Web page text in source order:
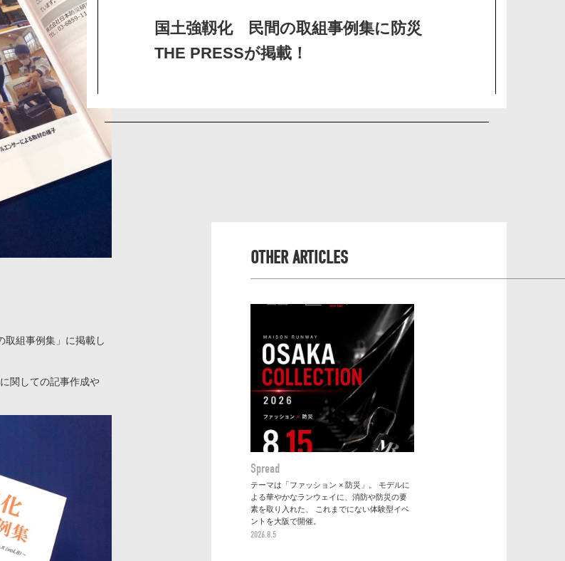
国土強靱化 民間の取組事例集に防災
THE PRESSが掲載！
組事例集」に掲載し
関しての記事作成や
OTHER ARTICLES
Spread
テーマは「ファッション × 防災」。 モデルに
よる華やかなランウェイに、消防や防災の要
素を取り入れた、 これまでにない体験型イベ
ントを大阪で開催。
2026.8.5